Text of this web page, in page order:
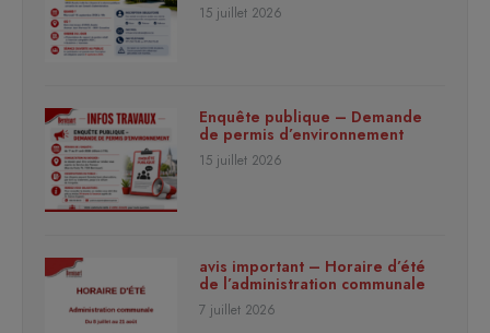
15 juillet 2026
Enquête publique – Demande
de permis d’environnement
15 juillet 2026
avis important – Horaire d’été
de l’administration communale
7 juillet 2026